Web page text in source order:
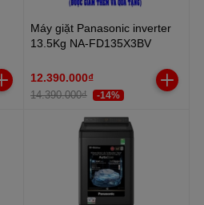
Máy giặt Panasonic inverter
13.5Kg NA-FD135X3BV
12.390.000₫
14.390.000₫ -14%